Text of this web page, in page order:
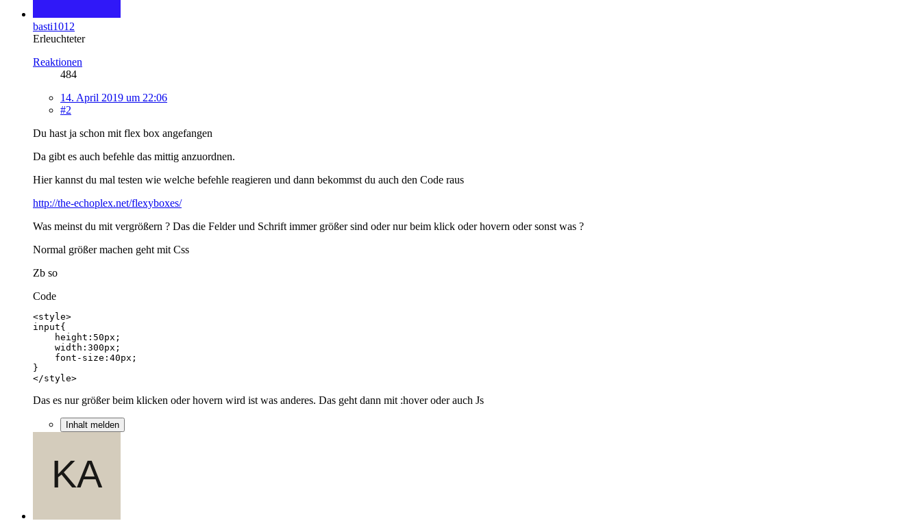
basti1012
Erleuchteter
Reaktionen
484
14. April 2019 um 22:06
#2
Du hast ja schon mit flex box angefangen
Da gibt es auch befehle das mittig anzuordnen.
Hier kannst du mal testen wie welche befehle reagieren und dann bekommst du auch den Code raus
http://the-echoplex.net/flexyboxes/
Was meinst du mit vergrößern ? Das die Felder und Schrift immer größer sind oder nur beim klick oder hovern oder sonst was ?
Normal größer machen geht mit Css
Zb so
Code
</style>
Das es nur größer beim klicken oder hovern wird ist was anderes. Das geht dann mit :hover oder auch Js
Inhalt melden